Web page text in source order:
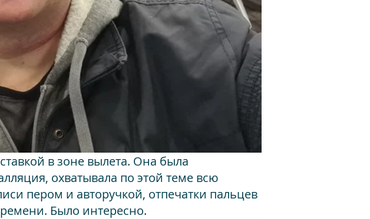
в зоне вылета. Она была
охватывала по этой теме всю
пером и авторучкой, отпечатки пальцев
Было интересно.